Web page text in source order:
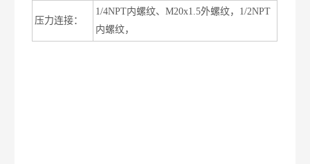
压力连接：
1/4NPT内螺纹、M20x1.5外螺纹， 1/2NPT
内螺纹，